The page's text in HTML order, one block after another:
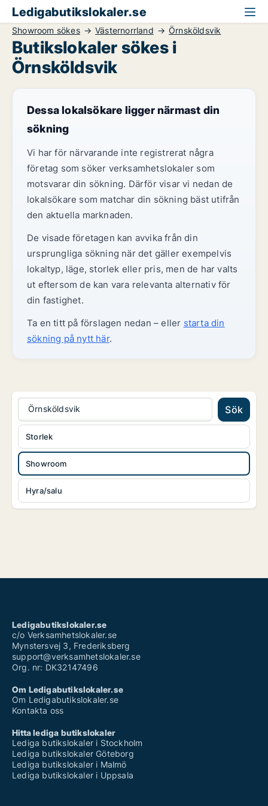
Ledigabutikslokaler.se
Showroom sökes Västernorrland Örnsköldsvik
Butikslokaler sökes i
Örnsköldsvik
Dessa lokalsökare ligger närmast din
sökning
Vi har för närvarande inte registrerat några
företag som söker verksamhetslokaler som
motsvarar din sökning. Därför visar vi nedan de
lokalsökare som matchar din sökning bäst utifrån
den aktuella marknaden.
De visade företagen kan avvika från din
ursprungliga sökning när det gäller exempelvis
lokaltyp, läge, storlek eller pris, men de har valts
ut eftersom de kan vara relevanta alternativ för
din fastighet.
Ta en titt på förslagen nedan – eller starta din
sökning på nytt här.
Örnsköldsvik Sök
Showroom
Hyra/salu
Storlek
Ledigabutikslokaler.se
c/o Verksamhetslokaler.se
Mynstersvej 3, Frederiksberg
support@verksamhetslokaler.se
Org. nr: DK32147496
Om Ledigabutikslokaler.se
Om Ledigabutikslokaler.se
Kontakta oss
Hitta lediga butikslokaler
Lediga butikslokaler i Stockholm
Lediga butikslokaler Göteborg
Lediga butikslokaler i Malmö
Lediga butikslokaler i Uppsala